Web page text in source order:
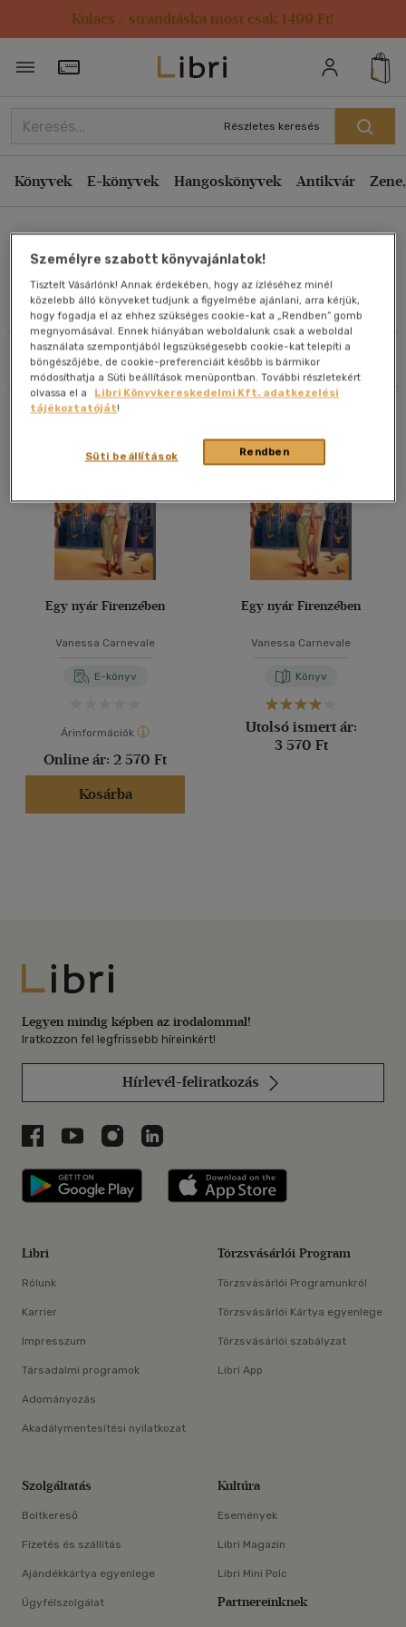
Kulacs / strandtáska most csak 1499 Ft!
Törzsvásárlói Kártya adatai
Részletes keresés
Könyvek E-könyvek Hangoskönyvek Antikvár
Vanessa Carnevale
Művei
Szűrés Rendezés
Rendezés
Kiadás éve szerint csökkenő
Ár szerint csökkenő
Eladott darabszám szerint csökkenő
Eladott darabszám szerint növekvő
Cím szerint A-Z
Szerző szerint A-Z
Megjelenítés
20 db / oldal
Alkalmaz
Egy nyár Firenzében
Vanessa Carnevale
E-könyv
Árinformációk
Online ár: 2 570 Ft
Kosárba
Egy nyár Firenzében
Vanessa Carnevale
Könyv
Utolsó ismert ár:
3 570 Ft
Libri
Legyen mindig képben az irodalommal!
Iratkozzon fel legfrissebb híreinkért!
Hírlevél-feliratkozás
Libri a Facebookon
Libri a Youtube-on
Libri az Instagramon
Libri a LinkedInen
Libri applikáció Szerezd meg: Google
Libri
Rólunk
Karrier
Impresszum
Társadalmi programok
Adományozás
Akadálymentesítési nyilatkozat
Törzsvásárlói Program
Törzsvásárlói Programunkról
Törzsvásárlói Kártya egyenlege
Törzsvásárlói szabályzat
Libri App
Szolgáltatás
Boltkereső
Fizetés és szállítás
Ajándékkártya egyenlege
Ügyfélszolgálat
Kultúra
Események
Libri Magazin
Libri Mini Polc
Partnereinknek
Személyre szabott könyvajánlatok!
Tisztelt Vásárlónk! Annak érdekében, hogy az ízléséhez minél
közelebb álló könyveket tudjunk a figyelmébe ajánlani, arra kérjük,
hogy fogadja el az ehhez szükséges cookie-kat a „Rendben” gomb
megnyomásával. Ennek hiányában weboldalunk csak a weboldal
használata szempontjából legszükségesebb cookie-kat telepíti a
böngészőjébe, de cookie-preferenciáit később is bármikor
módosíthatja a Süti beállítások menüpontban. További részletekért
olvassa el a
Libri Könyvkereskedelmi Kft. adatkezelési
tájékoztatóját!
Rendben
Süti beállítások